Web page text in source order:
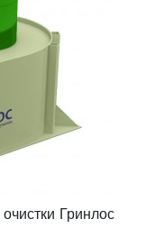
Гринлос